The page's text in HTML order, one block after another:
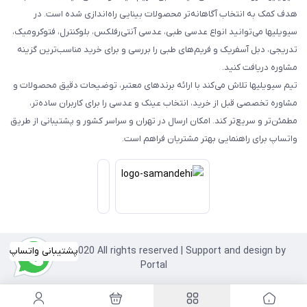
هدف کمک به انتخاب آگاهانه‌تر محصولات بینایی راه‌اندازی شده است. در
سیویلیها می‌توانید انواع عدسی طبی، عدسی آنتی‌رفلکس، بلوکنترل، فتوکرومیک،
تدریجی، دبل آسفریک و فریم‌های طبی را بررسی و برای خرید مناسب‌ترین گزینه
مشاوره دریافت کنید.
تیم سیویلیها تلاش می‌کند با ارائه برندهای معتبر، توضیحات دقیق محصولات و
مشاوره تخصصی قبل از خرید، انتخاب عینک و عدسی را برای کاربران ساده‌تر،
مطمئن‌تر و سریع‌تر کند. امکان ارسال در تهران و سراسر کشور و پشتیبانی از طریق
واتساپ برای راهنمایی بهتر مشتریان فراهم است.
پشتیبانی واتساپ
Copyright©2020 All rights reserved | Support and design by
Portal